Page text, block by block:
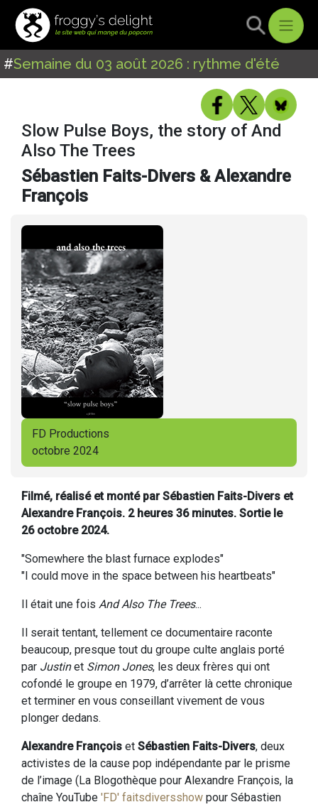
#Semaine du 03 août 2026 : rythme d'été
Slow Pulse Boys, the story of And
Also The Trees
Sébastien Faits-Divers & Alexandre
François
FD Productions
octobre 2024
Filmé, réalisé et monté par Sébastien Faits-Divers et
Alexandre François. 2 heures 36 minutes. Sortie le
26 octobre 2024.
"Somewhere the blast furnace explodes"
"I could move in the space between his heartbeats"
Il était une fois And Also The Trees...
Il serait tentant, tellement ce documentaire raconte
beaucoup, presque tout du groupe culte anglais porté
par Justinet Simon Jones, les deux frères qui ont
cofondé le groupe en 1979, d’arrêter là cette chronique
et terminer en vous conseillant vivement de vous
plonger dedans.
Alexandre François et Sébastien Faits-Divers, deux
activistes de la cause pop indépendante par le prisme
de l’image (La Blogothèque pour Alexandre François, la
chaîne YouTube 'FD' faitsdiversshow pour Sébastien